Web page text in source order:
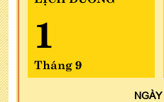
1
Tháng 9
NGÀY